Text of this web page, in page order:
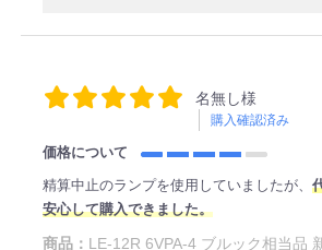
名無し様
購入確認済み
価格について
精算中止のランプを使用していましたが、
安心して購入できました。
商品： LE-12R 6VPA-4 ブルック相当品